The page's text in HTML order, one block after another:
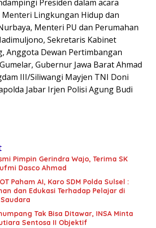
Presiden dalam acara
Lingkungan Hidup dan
Menteri PU dan Perumahan
Sekretaris Kabinet
Anggota Dewan Pertimbangan
Gubernur Jawa Barat Ahmad
III/Siliwangi Mayjen TNI Doni
Jabar Irjen Polisi Agung Budi
Pimpin Gerindra Wajo, Terima SK
Dasco Ahmad
Paham AI, Karo SDM Polda Sulsel :
dan Edukasi Terhadap Pelajar di
Tak Bisa Ditawar, INSA Minta
Sentosa II Objektif